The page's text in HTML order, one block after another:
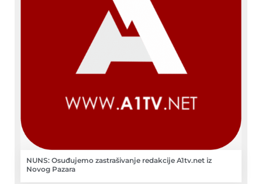
NUNS: Osuđujemo zastrašivanje redakcije A1tv.net iz
Novog Pazara